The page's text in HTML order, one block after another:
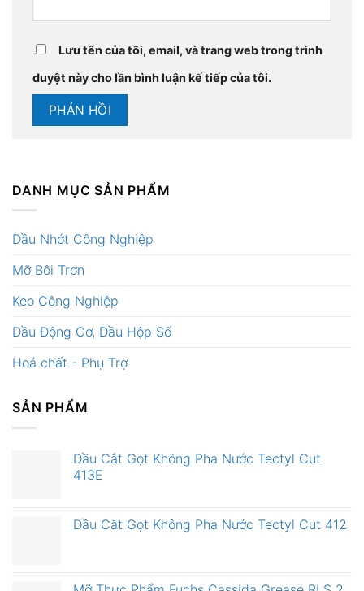
Lưu tên của tôi, email, và trang web trong trình
duyệt này cho lần bình luận kế tiếp của tôi.
DANH MỤC SẢN PHẨM
Dầu Nhớt Công Nghiệp
Mỡ Bôi Trơn
Keo Công Nghiệp
Dầu Động Cơ, Dầu Hộp Số
Hoá chất - Phụ Trợ
SẢN PHẨM
Dầu Cắt Gọt Không Pha Nước Tectyl Cut
413E
Dầu Cắt Gọt Không Pha Nước Tectyl Cut 412